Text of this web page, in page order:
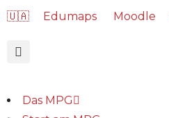
🇺🇦 Edumaps Moodle
Das MPG